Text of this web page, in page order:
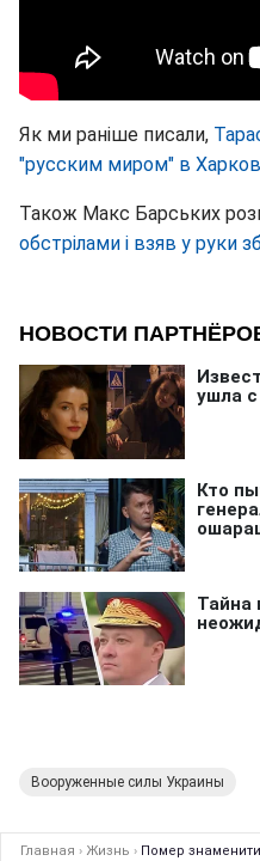
Як ми раніше писали,
"русским миром" в
Також Макс Барських
обстрілами і взяв у руки
Вооруженные силы Украины
Главная › Жизнь › Помер